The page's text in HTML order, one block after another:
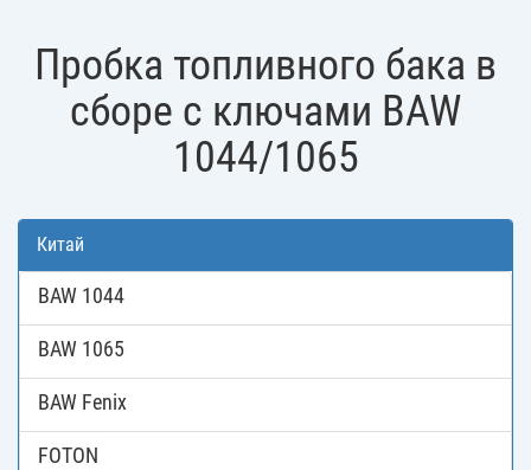
Пробка топливного бака в
сборе с ключами BAW
1044/1065
Китай
BAW 1044
BAW 1065
BAW Fenix
FOTON